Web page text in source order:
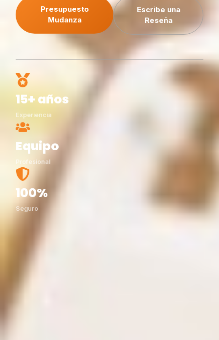
Presupuesto
Mudanza
Escribe una
Reseña
15+ años
Experiencia
Equipo
Profesional
100%
Seguro